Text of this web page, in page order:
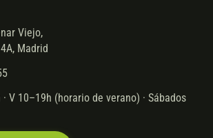
Viejo,
Madrid
V 10–19h (horario de verano) · Sábados